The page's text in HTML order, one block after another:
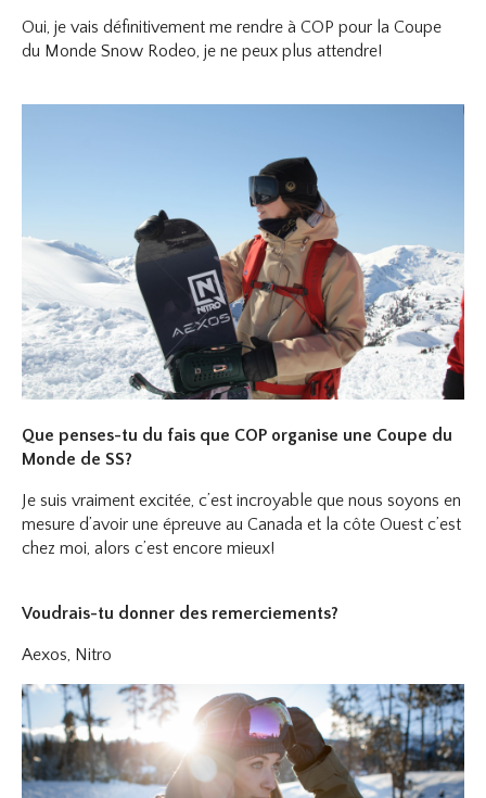
Oui, je vais définitivement me rendre à COP pour la Coupe
du Monde Snow Rodeo, je ne peux plus attendre!
Que penses-tu du fais que COP organise une Coupe du
Monde de SS?
Je suis vraiment excitée, c’est incroyable que nous soyons en
mesure d’avoir une épreuve au Canada et la côte Ouest c’est
chez moi, alors c’est encore mieux!
Voudrais-tu donner des remerciements?
Aexos, Nitro